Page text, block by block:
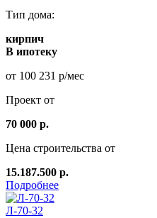
Тип дома:
кирпич
В ипотеку
от 100 231 р/мес
Проект от
70 000 р.
Цена строительства от
15.187.500 р.
Подробнее
Л-70-32